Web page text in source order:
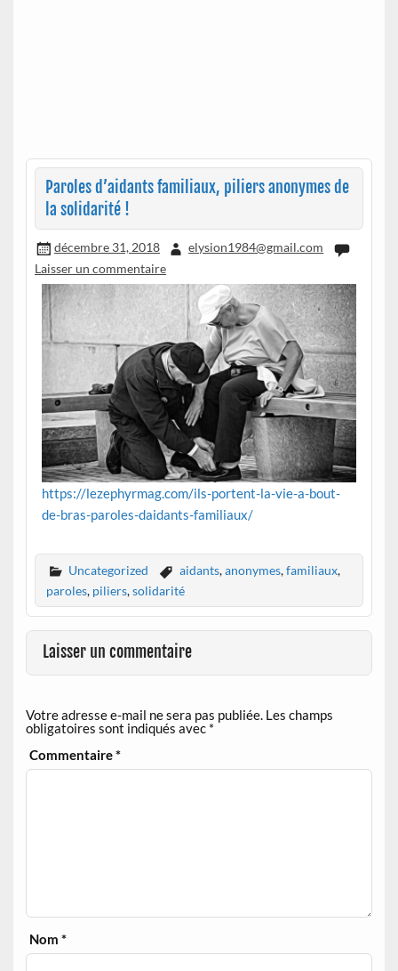
Paroles d’aidants familiaux, piliers anonymes de
la solidarité !
décembre 31, 2018
elysion1984@gmail.com
Laisser un commentaire
https://lezephyrmag.com/ils-portent-la-vie-a-bout-
de-bras-paroles-daidants-familiaux/
Uncategorized aidants,anonymes,familiaux,
paroles, piliers,solidarité
Laisser un commentaire
Votre adresse e-mail ne sera pas publiée. Les champs
obligatoires sont indiqués avec *
Commentaire*
Nom*